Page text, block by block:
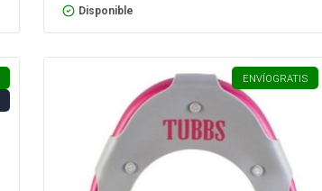
Disponible
ENVÍOGRATIS